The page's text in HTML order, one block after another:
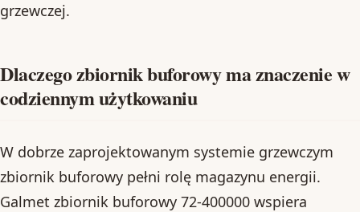
grzewczej.
Dlaczego zbiornik buforowy ma znaczenie w
codziennym użytkowaniu
W dobrze zaprojektowanym systemie grzewczym
zbiornik buforowy pełni rolę magazynu energii.
Galmet zbiornik buforowy 72-400000 wspiera